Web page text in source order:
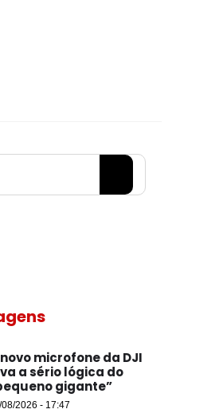
novo microfone da DJI
a sério lógica do
gigante”
2026 - 17:47